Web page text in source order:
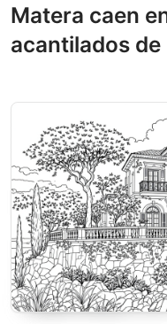
Matera caen
acantilados